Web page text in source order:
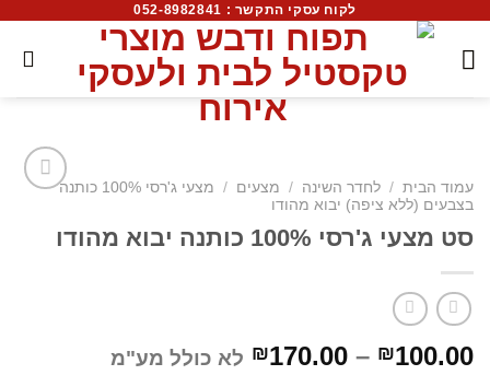
לקוח עסקי התקשר : 052-8982841
עמוד הבית / לחדר השינה / מצעים /
מצעי ג'רסי 100% כותנה
בצבעים (ללא ציפה) יבוא מהודו
סט מצעי ג'רסי 100% כותנה יבוא מהודו
₪100.00
–
₪170.00 לא כולל מע"מ